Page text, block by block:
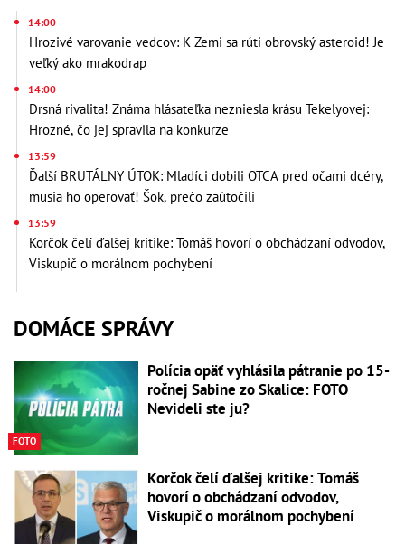
14:00
Hrozivé varovanie vedcov: K Zemi sa rúti obrovský asteroid! Je
veľký ako mrakodrap
14:00
Drsná rivalita! Známa hlásateľka nezniesla krásu Tekelyovej:
Hrozné, čo jej spravila na konkurze
13:59
Ďalší BRUTÁLNY ÚTOK: Mladíci dobili OTCA pred očami dcéry,
musia ho operovať! Šok, prečo zaútočili
13:59
Korčok čelí ďalšej kritike: Tomáš hovorí o obchádzaní odvodov,
Viskupič o morálnom pochybení
DOMÁCE SPRÁVY
FOTO
Polícia opäť vyhlásila pátranie po 15-
ročnej Sabine zo Skalice: FOTO
Nevideli ste ju?
Korčok čelí ďalšej kritike: Tomáš
hovorí o obchádzaní odvodov,
Viskupič o morálnom pochybení